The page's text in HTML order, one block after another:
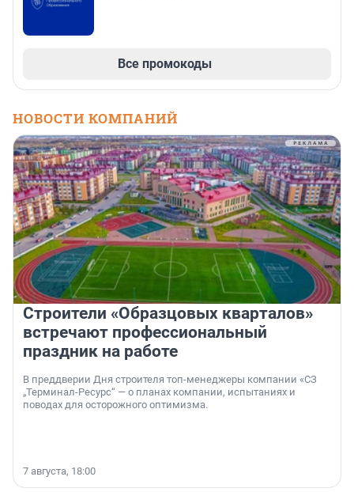
Все промокоды
НОВОСТИ КОМПАНИЙ
Строители «Образцовых кварталов»
встречают профессиональный
праздник на работе
В преддверии Дня строителя топ-менеджеры компании «СЗ
„Терминал-Ресурс“ — о планах компании, испытаниях и
поводах для осторожного оптимизма.
7 августа, 18:00